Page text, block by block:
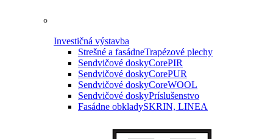
Investičná výstavba
Strešné a fasádneTrapézové plechy
Sendvičové doskyCorePIR
Sendvičové doskyCorePUR
Sendvičové doskyCoreWOOL
Sendvičové doskyPríslušenstvo
Fasádne obkladySKRIN, LINEA